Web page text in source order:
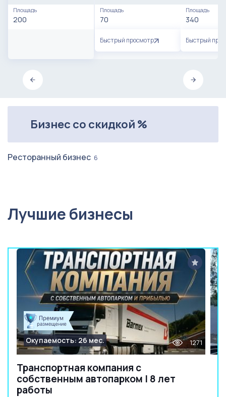
Площадь
200
Площадь
70
Быстрый просмотр
Площадь
340
Быстрый
Бизнес со скидкой %
Ресторанный бизнес 6
Лучшие бизнесы
Транспортная компания с
собственным автопарком | 8 лет
работы
Окупаемость: 26 мес. 1271